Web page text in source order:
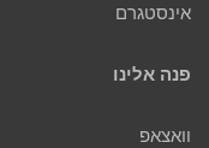
אינסטגרם
פנה אלינו
וואצאפ